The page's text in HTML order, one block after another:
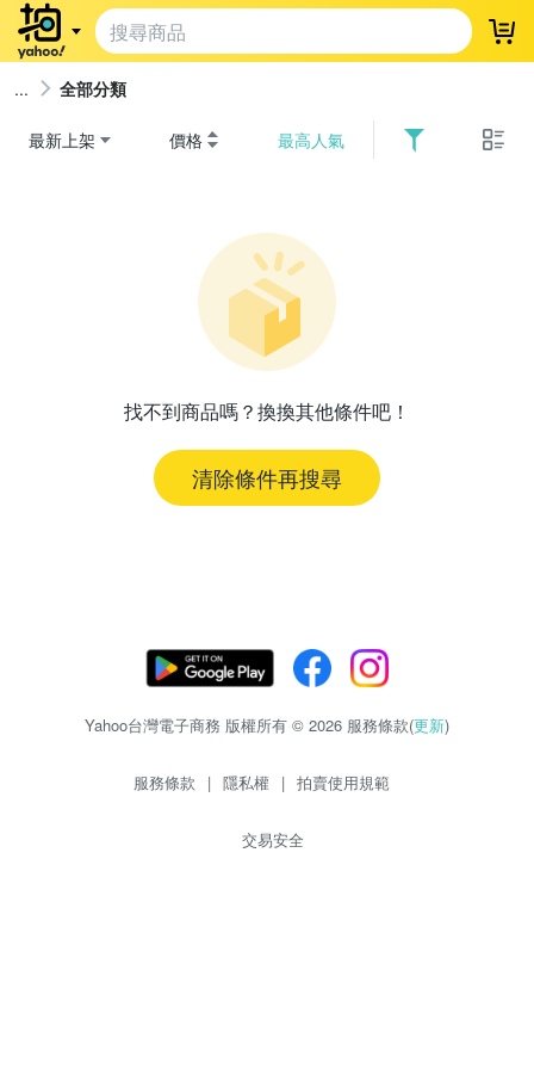
登
全部分類
最新上架 價格 最高人氣
找不到商品嗎？換換其他條件吧！
清除條件再搜尋
Yahoo台灣電子商務 版權所有 © 2026 服務條款(更新)
服務條款 | 隱私權 | 拍賣使用規範
交易安全